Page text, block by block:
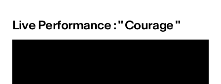
Live Performance : " Courage "